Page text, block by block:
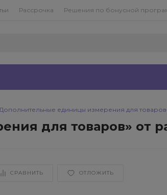
Рассрочка Решения по бонусной
единицы измерения для товаров»
для товаров» от
СРАВНИТЬ ОТЛОЖИТЬ